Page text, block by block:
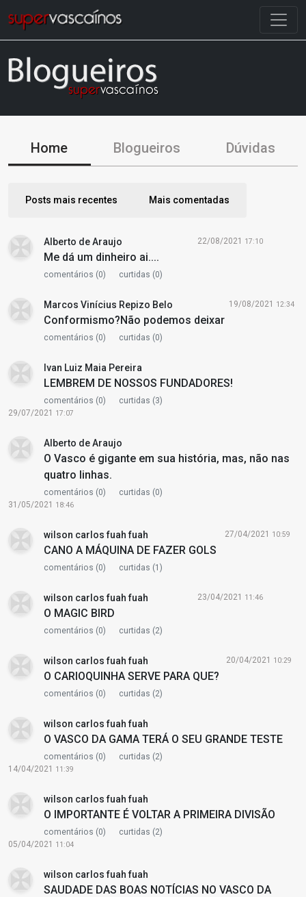
Home Blogueiros Dúvidas
Posts mais recentes Mais comentadas
Alberto de Araujo
Me dá um dinheiro ai....
comentários (0) curtidas (0)
22/08/2021 17:10
Marcos Vinícius Repizo Belo
Conformismo?Não podemos deixar
comentários (0) curtidas (0)
19/08/2021 12:34
Ivan Luiz Maia Pereira
LEMBREM DE NOSSOS FUNDADORES!
comentários (0)
curtidas (3)
29/07/2021
17:07
Alberto de Araujo
O Vasco é gigante em sua história, mas, não nas
quatro linhas.
comentários (0)
curtidas (0)
31/05/2021
18:46
wilson carlos fuah fuah
CANO A MÁQUINA DE FAZER GOLS
comentários (0) curtidas (1)
27/04/2021 10:59
wilson carlos fuah fuah
O MAGIC BIRD
comentários (0) curtidas (2)
23/04/2021 11:46
wilson carlos fuah fuah
O CARIOQUINHA SERVE PARA QUE?
comentários (0) curtidas (2)
20/04/2021 10:29
wilson carlos fuah fuah
O VASCO DA GAMA TERÁ O SEU GRANDE TESTE
comentários (0)
curtidas (2)
14/04/2021
11:39
wilson carlos fuah fuah
O IMPORTANTE É VOLTAR A PRIMEIRA DIVISÃO
comentários (0)
curtidas (2)
05/04/2021
11:04
wilson carlos fuah fuah
SAUDADE DAS BOAS NOTÍCIAS NO VASCO DA